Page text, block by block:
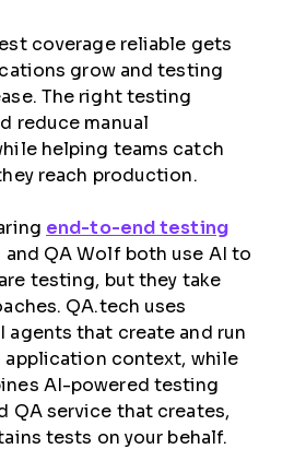
coverage reliable gets
grow and testing
The right testing
reduce manual
helping teams catch
reach production.
end-to-end testing
and QA Wolf both use AI to
testing, but they take
QA.tech uses
agents that create and run
application context, while
AI-powered testing
QA service that creates,
tests on your behalf.